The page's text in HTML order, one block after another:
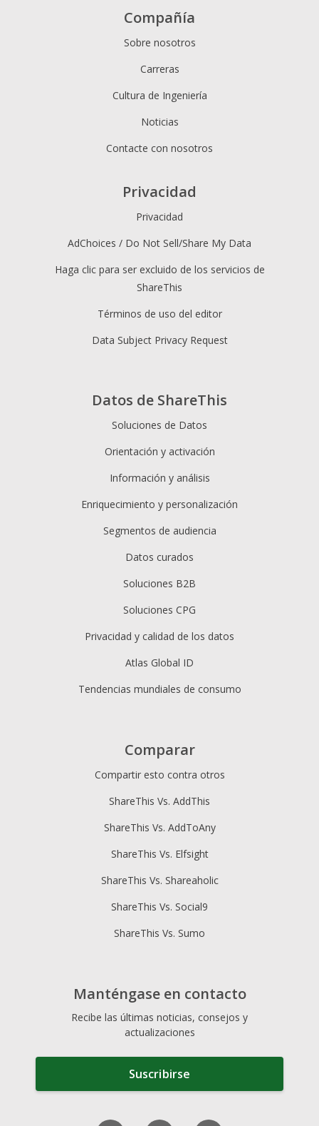
Datos de ShareThis
Soluciones de Datos
Orientación y activación
Información y análisis
Enriquecimiento y personalización
Segmentos de audiencia
Datos curados
Soluciones B2B
Soluciones CPG
Privacidad y calidad de los datos
Atlas Global ID
Tendencias mundiales de consumo
Compañía
Sobre nosotros
Carreras
Cultura de Ingeniería
Noticias
Contacte con nosotros
Privacidad
Privacidad
AdChoices / Do Not Sell/Share My Data
Haga clic para ser excluido de los servicios de
ShareThis
Términos de uso del editor
Data Subject Privacy Request
Comparar
Compartir esto contra otros
ShareThis Vs. AddThis
ShareThis Vs. AddToAny
ShareThis Vs. Elfsight
ShareThis Vs. Shareaholic
ShareThis Vs. Social9
ShareThis Vs. Sumo
Manténgase en contacto
Recibe las últimas noticias, consejos y
actualizaciones
Suscribirse